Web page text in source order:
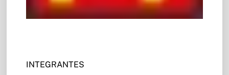
INTEGRANTES